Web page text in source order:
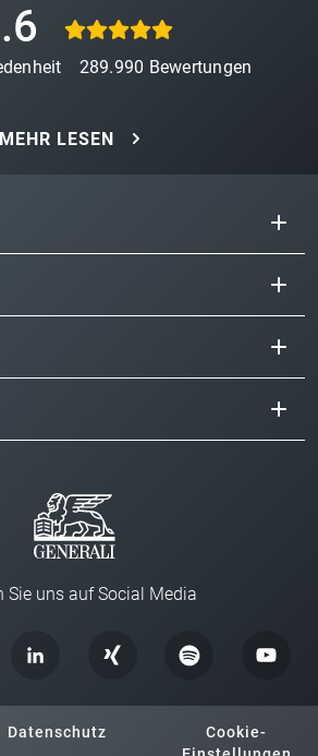
289.990 Bewertungen
MEHR LESEN
Sie uns auf Social Media
Datenschutz
Cookie-